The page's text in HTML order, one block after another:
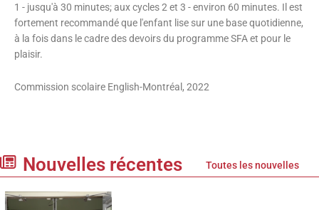
1 - jusqu'à 30 minutes; aux cycles 2 et 3 - environ 60 minutes. Il est
fortement recommandé que l'enfant lise sur une base quotidienne,
à la fois dans le cadre des devoirs du programme SFA et pour le
plaisir.
Commission scolaire English-Montréal, 2022
Nouvelles récentes Toutes les nouvelles